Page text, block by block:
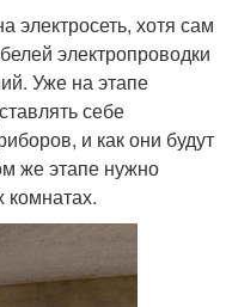
электросеть, хотя сам
электропроводки
Уже на этапе
себе
и как они будут
же этапе нужно
комнатах.